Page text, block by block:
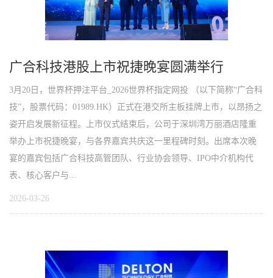
广合科技港股上市祝捷晚宴圆满举行
3月20日，世界杯押注平台_2026世界杯指定网投 （以下简称“广合科
技”，股票代码：01989.HK）正式在港交所主板挂牌上市，以昂扬之
姿开启发展新征程。上市仪式结束后，公司于深圳湾万丽酒店隆重
举办上市祝捷晚宴，与各界嘉宾共庆这一里程碑时刻。出席本次晚
宴的嘉宾包括广合科技高管团队、行业协会领导、IPO中介机构代
表、核心客户与...
2026-03-26